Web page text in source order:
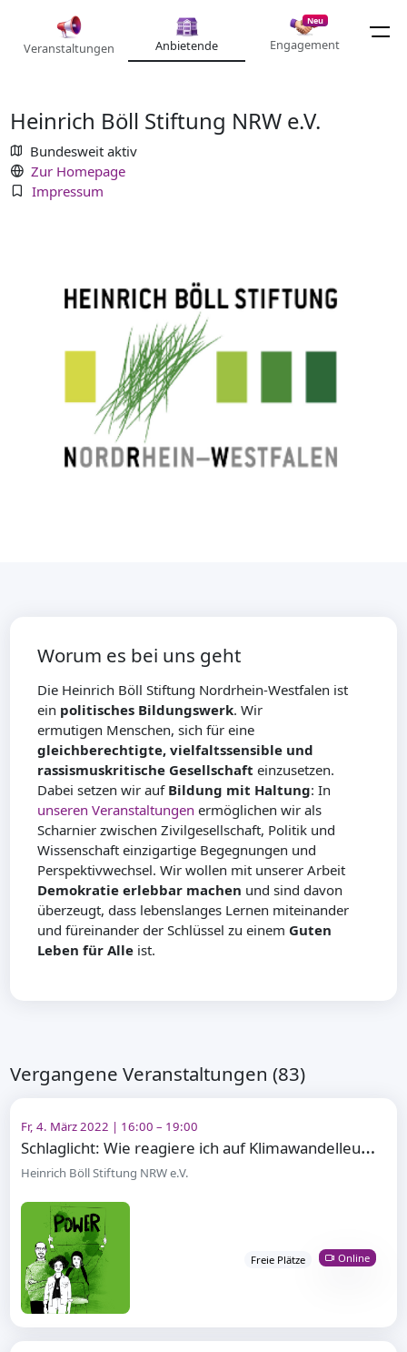
Veranstaltungen Anbietende
Neu
Engagement
Heinrich Böll Stiftung NRW e.V.
Bundesweit aktiv
Zur Homepage
Impressum
Worum es bei uns geht
Die Heinrich Böll Stiftung Nordrhein-Westfalen ist
ein politisches Bildungswerk. Wir
ermutigen Menschen, sich für eine
gleichberechtigte, vielfaltssensible und
rassismuskritische Gesellschaft einzusetzen.
Dabei setzen wir auf Bildung mit Haltung: In
unseren Veranstaltungen ermöglichen wir als
Scharnier zwischen Zivilgesellschaft, Politik und
Wissenschaft einzigartige Begegnungen und
Perspektivwechsel. Wir wollen mit unserer Arbeit
Demokratie erlebbar machen und sind davon
überzeugt, dass lebenslanges Lernen miteinander
und füreinander der Schlüssel zu einem Guten
Leben für Alle ist.
Vergangene Veranstaltungen (83)
Fr, 4. März 2022 | 16:00 – 19:00
S
chlaglicht: Wie reagiere ich auf Klimawandelleugner*innen?
Heinrich Böll Stiftung NRW e.V.
Freie Plätze Online